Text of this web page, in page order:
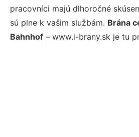
pracovníci majú dlhoročné
sú plne k vašim službám. Brána
Bahnhof – www.i-brany.sk je tu